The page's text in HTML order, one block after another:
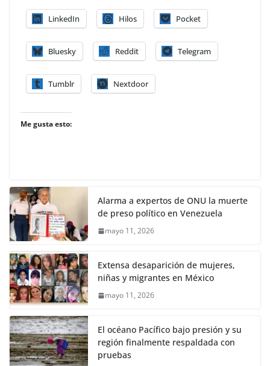
LinkedIn Hilos Pocket
Bluesky Reddit Telegram
Tumblr Nextdoor
Me gusta esto:
Alarma a expertos de ONU la muerte
de preso político en Venezuela
mayo 11, 2026
Extensa desaparición de mujeres,
niñas y migrantes en México
mayo 11, 2026
El océano Pacífico bajo presión y su
región finalmente respaldada con
pruebas